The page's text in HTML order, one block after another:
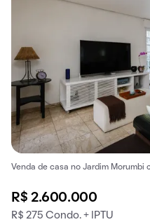
Venda de casa no Jardim Morumbi
R$ 2.600.000
R$ 275 Condo. + IPTU